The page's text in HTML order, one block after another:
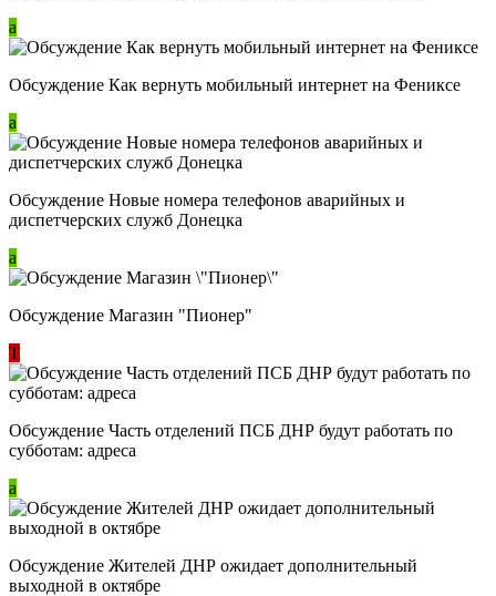
a
Обсуждение Как вернуть мобильный интернет на Фениксе
a
Обсуждение Новые номера телефонов аварийных и
диспетчерских служб Донецка
a
Обсуждение Магазин "Пионер"
Т
Обсуждение Часть отделений ПСБ ДНР будут работать по
субботам: адреса
a
Обсуждение Жителей ДНР ожидает дополнительный
выходной в октябре